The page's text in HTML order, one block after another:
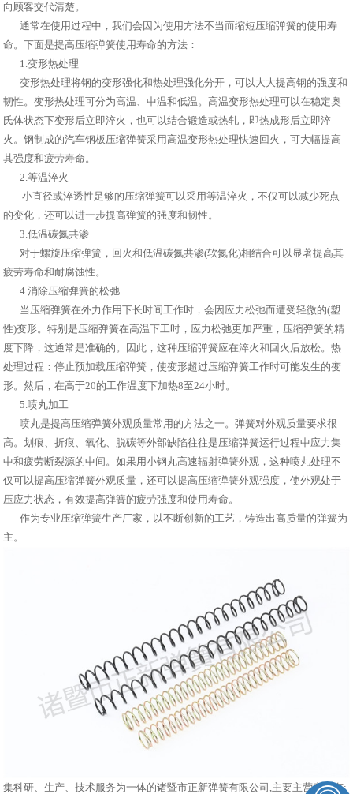
向顾客交代清楚。
通常在使用过程中，我们会因为使用方法不当而缩短压缩弹簧的使用寿
命。下面是提高压缩弹簧使用寿命的方法：
1.变形热处理
变形热处理将钢的变形强化和热处理强化分开，可以大大提高钢的强度和
韧性。变形热处理可分为高温、中温和低温。高温变形热处理可以在稳定奥
氏体状态下变形后立即淬火，也可以结合锻造或热轧，即热成形后立即淬
火。钢制成的汽车钢板压缩弹簧采用高温变形热处理快速回火，可大幅提高
其强度和疲劳寿命。
2.等温淬火
小直径或淬透性足够的压缩弹簧可以采用等温淬火，不仅可以减少死点
的变化，还可以进一步提高弹簧的强度和韧性。
3.低温碳氮共渗
对于螺旋压缩弹簧，回火和低温碳氮共渗(软氮化)相结合可以显著提高其
疲劳寿命和耐腐蚀性。
4.消除压缩弹簧的松弛
当压缩弹簧在外力作用下长时间工作时，会因应力松弛而遭受轻微的(塑
性)变形。特别是压缩弹簧在高温下工时，应力松弛更加严重，压缩弹簧的精
度下降，这通常是准确的。因此，这种压缩弹簧应在淬火和回火后放松。热
处理过程：停止预加载压缩弹簧，使变形超过压缩弹簧工作时可能发生的变
形。然后，在高于20的工作温度下加热8至24小时。
5.喷丸加工
喷丸是提高压缩弹簧外观质量常用的方法之一。弹簧对外观质量要求很
高。划痕、折痕、氧化、脱碳等外部缺陷往往是压缩弹簧运行过程中应力集
中和疲劳断裂源的中间。如果用小钢丸高速辐射弹簧外观，这种喷丸处理不
仅可以提高压缩弹簧外观质量，还可以提高压缩弹簧外观强度，使外观处于
压应力状态，有效提高弹簧的疲劳强度和使用寿命。
作为专业压缩弹簧生产厂家，以不断创新的工艺，铸造出高质量的弹簧为
主。
集科研、生产、技术服务为一体的诸暨市正新弹簧有限公司,主要主营产品有: